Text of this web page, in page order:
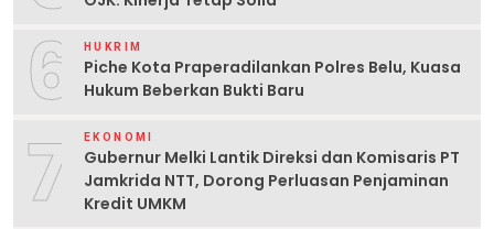
6 HUKRIM
Piche Kota Praperadilankan Polres Belu, Kuasa
Hukum Beberkan Bukti Baru
7 EKONOMI
Gubernur Melki Lantik Direksi dan Komisaris PT
Jamkrida NTT, Dorong Perluasan Penjaminan
Kredit UMKM